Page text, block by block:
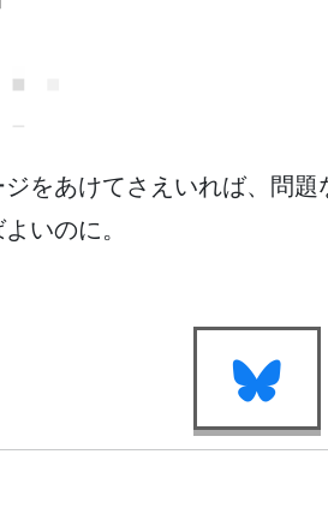
をあけてさえいれば、問
いのに。